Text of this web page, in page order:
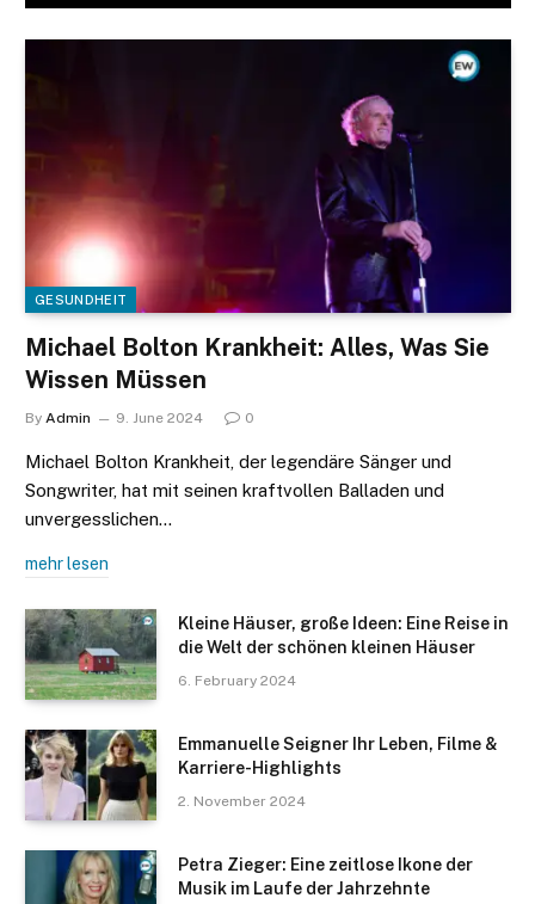
GESUNDHEIT
Michael Bolton Krankheit: Alles, Was Sie
Wissen Müssen
By Admin 9. June 2024 0
Michael Bolton Krankheit, der legendäre Sänger und
Songwriter, hat mit seinen kraftvollen Balladen und
unvergesslichen…
mehr lesen
Kleine Häuser, große Ideen: Eine Reise in
die Welt der schönen kleinen Häuser
6. February 2024
Emmanuelle Seigner Ihr Leben, Filme &
Karriere-Highlights
2. November 2024
Petra Zieger: Eine zeitlose Ikone der
Musik im Laufe der Jahrzehnte